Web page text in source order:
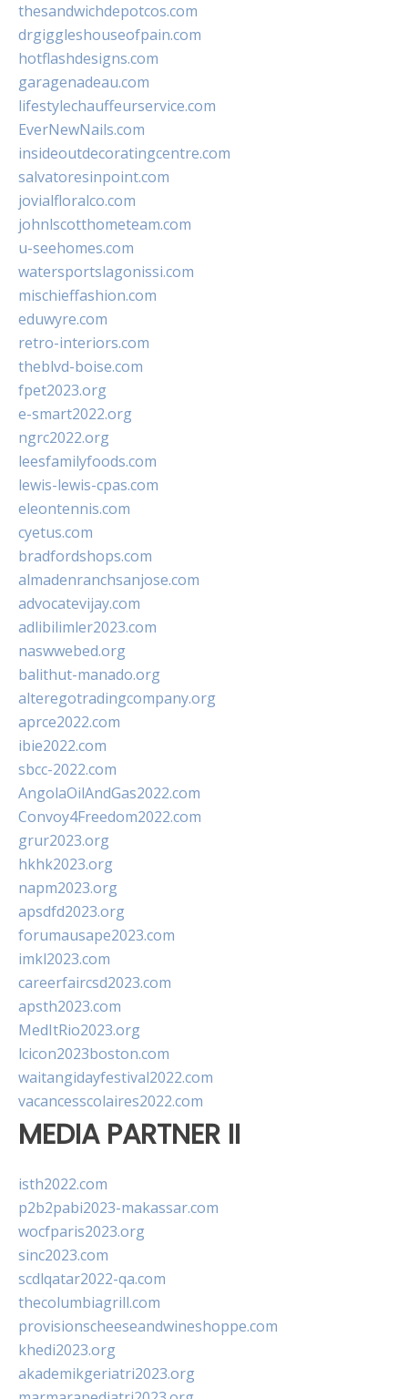
thesandwichdepotcos.com
drgiggleshouseofpain.com
hotflashdesigns.com
garagenadeau.com
lifestylechauffeurservice.com
EverNewNails.com
insideoutdecoratingcentre.com
salvatoresinpoint.com
jovialfloralco.com
johnlscotthometeam.com
u-seehomes.com
watersportslagonissi.com
mischieffashion.com
eduwyre.com
retro-interiors.com
theblvd-boise.com
fpet2023.org
e-smart2022.org
ngrc2022.org
leesfamilyfoods.com
lewis-lewis-cpas.com
eleontennis.com
cyetus.com
bradfordshops.com
almadenranchsanjose.com
advocatevijay.com
adlibilimler2023.com
naswwebed.org
balithut-manado.org
alteregotradingcompany.org
aprce2022.com
ibie2022.com
sbcc-2022.com
AngolaOilAndGas2022.com
Convoy4Freedom2022.com
grur2023.org
hkhk2023.org
napm2023.org
apsdfd2023.org
forumausape2023.com
imkl2023.com
careerfaircsd2023.com
apsth2023.com
MedItRio2023.org
lcicon2023boston.com
waitangidayfestival2022.com
vacancesscolaires2022.com
MEDIA PARTNER II
isth2022.com
p2b2pabi2023-makassar.com
wocfparis2023.org
sinc2023.com
scdlqatar2022-qa.com
thecolumbiagrill.com
provisionscheeseandwineshoppe.com
khedi2023.org
akademikgeriatri2023.org